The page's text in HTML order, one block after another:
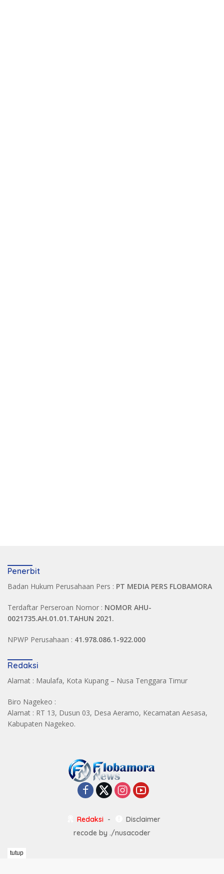
Penerbit
Badan Hukum Perusahaan Pers : PT MEDIA PERS FLOBAMORA
Terdaftar Perseroan Nomor : NOMOR AHU-
0021735.AH.01.01.TAHUN 2021.
NPWP Perusahaan : 41.978.086.1-922.000
Redaksi
Alamat : Maulafa, Kota Kupang – Nusa Tenggara Timur
Biro Nagekeo :
Alamat : RT 13, Dusun 03, Desa Aeramo, Kecamatan Aesasa,
Kabupaten Nagekeo.
Redaksi
Disclaimer
recode by ./nusacoder
tutup